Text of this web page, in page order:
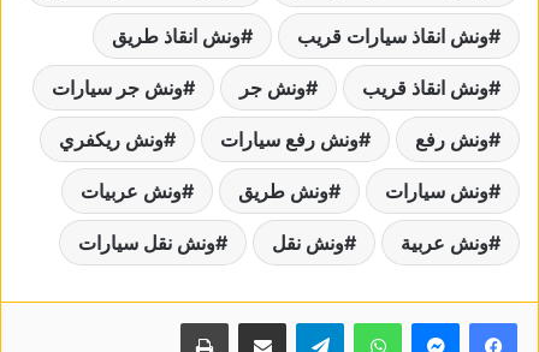
ونش انقاذ سيارات قريب ونش انقاذ طريق
ونش انقاذ قريب ونش جر ونش جر سيارات
ونش رفع ونش رفع سيارات ونش ريكفري
ونش سيارات ونش طريق ونش عربيات
ونش عربية ونش نقل ونش نقل سيارات
واتساب